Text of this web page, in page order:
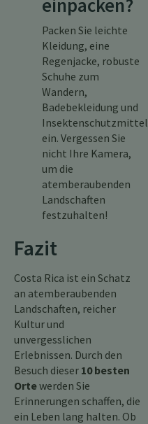
einpacken?
Packen Sie leichte
Kleidung, eine
Regenjacke, robuste
Schuhe zum
Wandern,
Badebekleidung und
Insektenschutzmittel
ein. Vergessen Sie
nicht Ihre Kamera,
um die
atemberaubenden
Landschaften
festzuhalten!
Fazit
Costa Rica ist ein Schatz
an atemberaubenden
Landschaften, reicher
Kultur und
unvergesslichen
Erlebnissen. Durch den
Besuch dieser 10 besten
Ortewerden Sie
Erinnerungen schaffen, die
ein Leben lang halten. Ob